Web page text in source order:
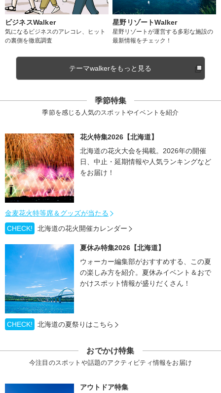
ビジネスWalker
気になるビジネスのアレコレ、ヒット
の裏側を徹底調査
星野リゾートWalker
星野リゾートが運営する多彩な施設の
最新情報をチェック！
テーマwalkerをもっと見る
季節特集
季節を感じる人気のスポットやイベントを紹介
花火特集2026【北海道】
北海道の花火大会を掲載。2026年の開催
日、中止・延期情報や人気ランキングなど
をお届け！
金麦花火特等席＆グッズが当たる
CHECK!
北海道の花火開催カレンダー
夏休み特集2026【北海道】
ウォーカー編集部がおすすめする、この夏
の楽しみ方を紹介。夏休みイベント＆おで
かけスポット情報が盛りだくさん！
CHECK! 北海道の夏祭りはこちら
おでかけ特集
今注目のスポットや話題のアクティビティ情報をお届け
アウトドア特集